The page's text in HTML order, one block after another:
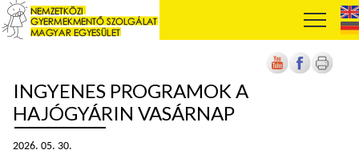
INGYENES PROGRAMOK A
HAJÓGYÁRIN VASÁRNAP
2026. 05. 30.